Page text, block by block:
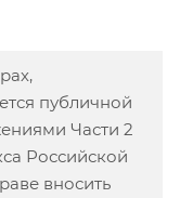
публичной
Части 2
Российской
вносить